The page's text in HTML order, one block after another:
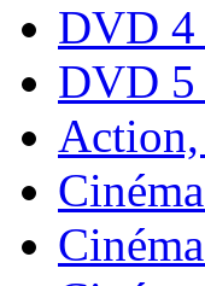
DVD 4
DVD 5